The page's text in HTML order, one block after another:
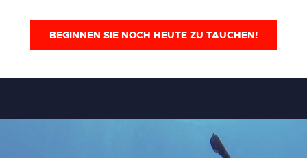
BEGINNEN SIE NOCH HEUTE ZU TAUCHEN!